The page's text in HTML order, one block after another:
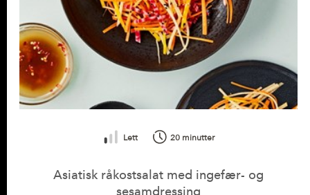
Lett 20 minutter
Asiatisk råkostsalat med ingefær- og
sesamdressing